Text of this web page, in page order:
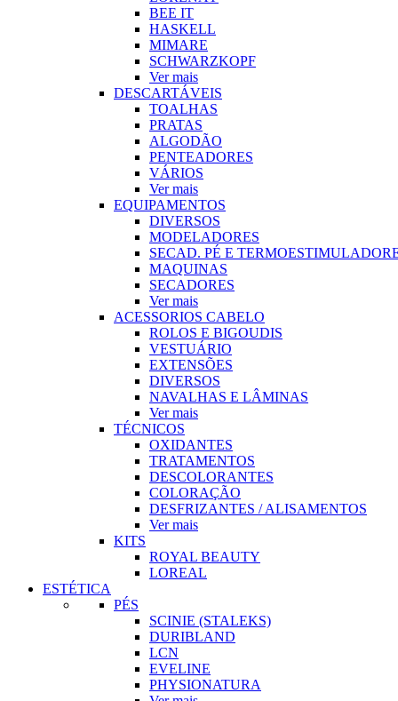
BEE IT
HASKELL
MIMARE
SCHWARZKOPF
Ver mais
DESCARTÁVEIS
TOALHAS
PRATAS
ALGODÃO
PENTEADORES
VÁRIOS
Ver mais
EQUIPAMENTOS
DIVERSOS
MODELADORES
SECAD. PÉ E
MAQUINAS
SECADORES
Ver mais
ACESSORIOS CABELO
ROLOS E BIGOUDIS
VESTUÁRIO
EXTENSÕES
DIVERSOS
NAVALHAS E LÂMINAS
Ver mais
TÉCNICOS
OXIDANTES
TRATAMENTOS
DESCOLORANTES
COLORAÇÃO
DESFRIZANTES / ALISAMENTOS
Ver mais
KITS
ROYAL BEAUTY
LOREAL
ESTÉTICA
PÉS
SCINIE (STALEKS)
DURIBLAND
LCN
EVELINE
PHYSIONATURA